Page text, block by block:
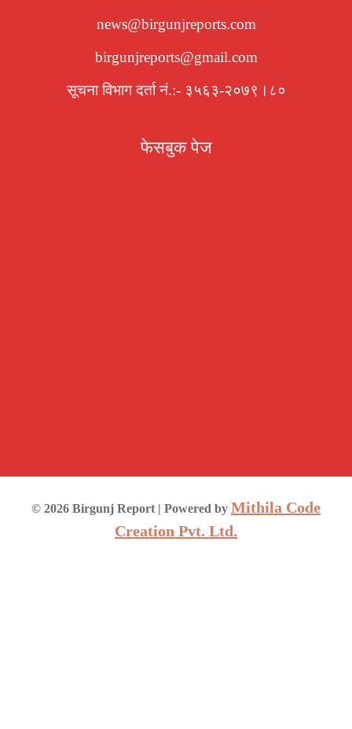
news@birgunjreports.com
birgunjreports@gmail.com
सूचना विभाग दर्ता नं.:- ३५६३-२०७९।८०
फेसबुक पेज
© 2026 Birgunj Report | Powered by Mithila Code
Creation Pvt. Ltd.